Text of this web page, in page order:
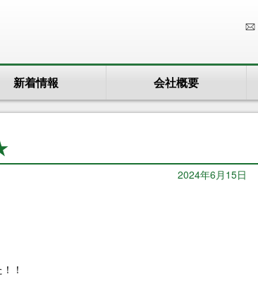
新着情報 会社概要
2024年6月15日
！